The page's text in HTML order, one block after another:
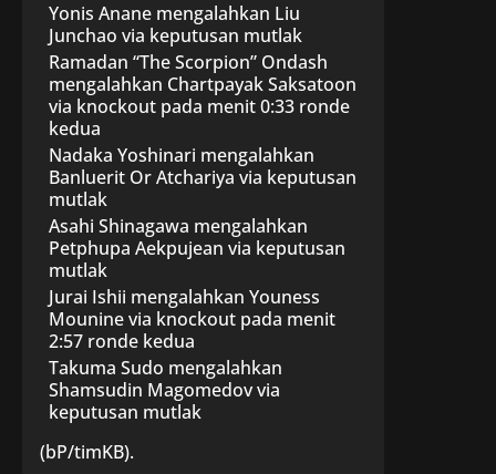
Yonis Anane mengalahkan Liu
Junchao via keputusan mutlak
Ramadan “The Scorpion” Ondash
mengalahkan Chartpayak Saksatoon
via knockout pada menit 0:33 ronde
kedua
Nadaka Yoshinari mengalahkan
Banluerit Or Atchariya via keputusan
mutlak
Asahi Shinagawa mengalahkan
Petphupa Aekpujean via keputusan
mutlak
Jurai Ishii mengalahkan Youness
Mounine via knockout pada menit
2:57 ronde kedua
Takuma Sudo mengalahkan
Shamsudin Magomedov via
keputusan mutlak
(bP/timKB).